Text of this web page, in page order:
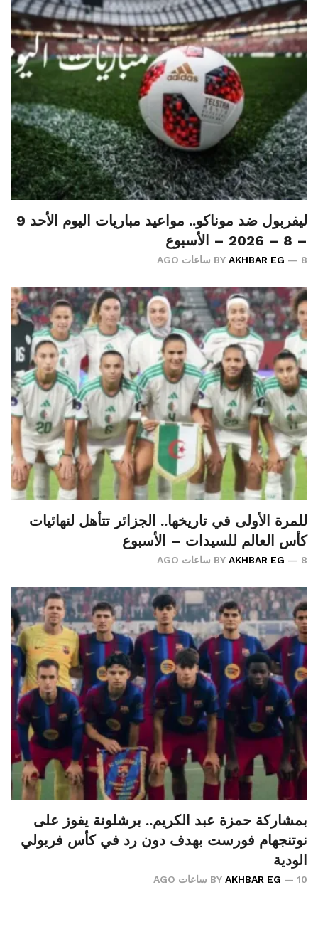
ليفربول ضد موناكو.. مواعيد مباريات اليوم الأحد 9
– 8 – 2026 – الأسبوع
BY AKHBAR EG 8 ساعات AGO
للمرة الأولى في تاريخها.. الجزائر تتأهل لنهائيات
كأس العالم للسيدات – الأسبوع
BY AKHBAR EG 8 ساعات AGO
بمشاركة حمزة عبد الكريم.. برشلونة يفوز على
نوتنجهام فورست بهدف دون رد في كأس فريولي
الودية
BY AKHBAR EG 10 ساعات AGO